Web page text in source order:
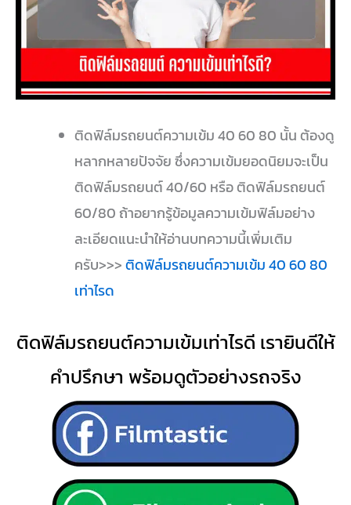
ติดฟิล์มรถยนต์ความเข้ม 40 60 80 นั้น ต้องดู
หลากหลายปัจจัย ซึ่งความเข้มยอดนิยมจะเป็น
ติดฟิล์มรถยนต์ 40/60 หรือ ติดฟิล์มรถยนต์
60/80 ถ้าอยากรู้ข้อมูลความเข้มฟิล์มอย่าง
ละเอียดแนะนำให้อ่านบทความนี้เพิ่มเติม
ครับ>>>ติดฟิล์มรถยนต์ความเข้ม 40 60 80
เท่าไรด
ติดฟิล์มรถยนต์ความเข้มเท่าไรดี เรายินดีให้
คำปรึกษา พร้อมดูตัวอย่างรถจริง